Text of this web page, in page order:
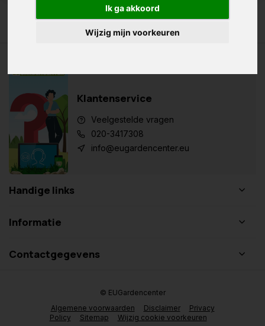
Ik ga akkoord
Wijzig mijn voorkeuren
Klantenservice
Veelgestelde vragen
020-3417308
info@eugardencenter.eu
Handige links
Informatie
Contactgegevens
Algemene voorwaarden Disclaimer
Privacy
Policy
Sitemap Wijzig cookie voorkeuren
© EUGardencenter